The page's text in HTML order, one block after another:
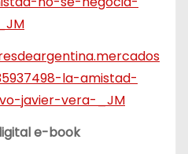
la-amistad-
javier-vera-_JM
e-book